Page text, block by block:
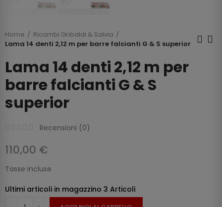
Home
Ricambi Gribaldi & Salvia
Lama 14 denti 2,12 m per barre falcianti G & S superior
Lama 14 denti 2,12 m per
barre falcianti G & S
superior
Recensioni (0)
110,00 €
Tasse incluse
Ultimi articoli in magazzino 3 Articoli